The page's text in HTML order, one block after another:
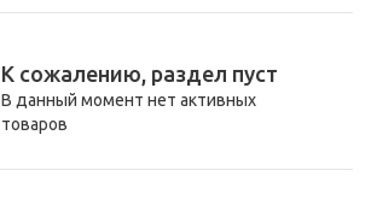
К сожалению, раздел пуст
В данный момент нет активных
товаров